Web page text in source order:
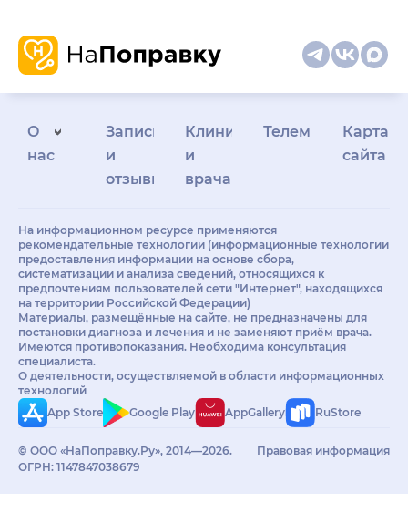
О
нас
Запись
и
отзывы
Клиникам
и
врачам
Телемедицина
Карта
сайта
На информационном ресурсе применяются
рекомендательные технологии (информационные технологии
предоставления информации на основе сбора,
систематизации и анализа сведений, относящихся к
предпочтениям пользователей сети "Интернет", находящихся
на территории Российской Федерации)
Материалы, размещённые на сайте, не предназначены для
постановки диагноза и лечения и не заменяют приём врача.
Имеются противопоказания. Необходима консультация
специалиста.
О деятельности, осуществляемой в области информационных
технологий
App Store
Google Play AppGallery RuStore
© ООО «НаПоправку.Ру», 2014—2026.
ОГРН: 1147847038679
Правовая информация